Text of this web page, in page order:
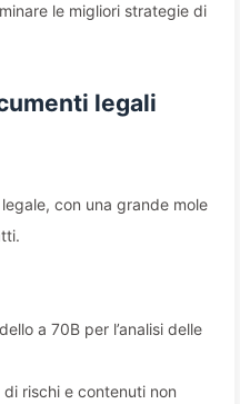
le migliori strategie di
legali
con una grande mole
a 70B per l’analisi delle
rischi e contenuti non